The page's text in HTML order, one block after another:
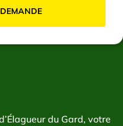
du Gard, votre